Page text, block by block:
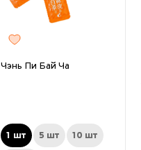
Чэнь Пи Бай Ча
1 шт 5 шт 10 шт